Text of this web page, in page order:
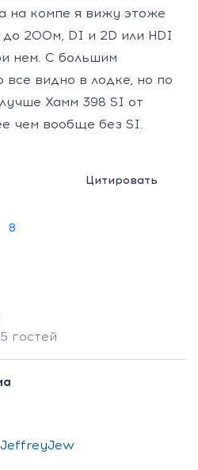
на компе я вижу этоже
200м, DI и 2D или HDI
нем. С большим
все видно в лодке, но по
Хамм 398 SI от
чем вообще без SI.
Цитировать
8
гостей
JeffreyJew